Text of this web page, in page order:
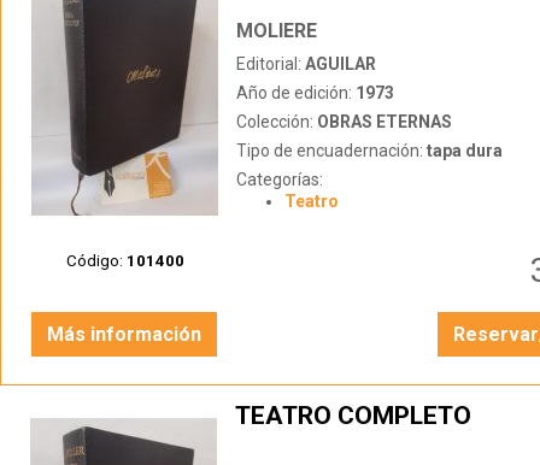
Código: 101400
MOLIERE
Editorial: AGUILAR
Año de edición: 1973
Colección: OBRAS ETERNAS
Tipo de encuadernación: tapa dura
Categorías:
Teatro
Más información
TEATRO COMPLETO